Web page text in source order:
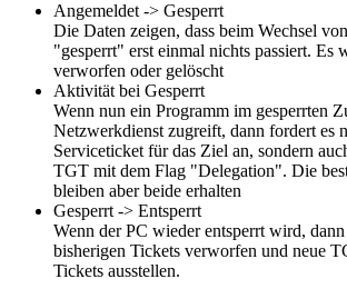
Angemeldet -> Gesperrt
Die Daten zeigen, dass beim Wechsel
"gesperrt" erst einmal nichts passiert. Es
verworfen oder gelöscht
Aktivität bei Gesperrt
Wenn nun ein Programm im gesperrten
Netzwerkdienst zugreift, dann fordert es
Serviceticket für das Ziel an, sondern
TGT mit dem Flag "Delegation". Die
bleiben aber beide erhalten
Gesperrt -> Entsperrt
Wenn der PC wieder entsperrt wird,
bisherigen Tickets verworfen und neue
Tickets ausstellen.